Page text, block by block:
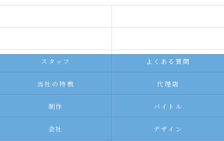
スタッフ よくある質問
当社の特徴 代理店
制作 バイトル
会社 デザイン